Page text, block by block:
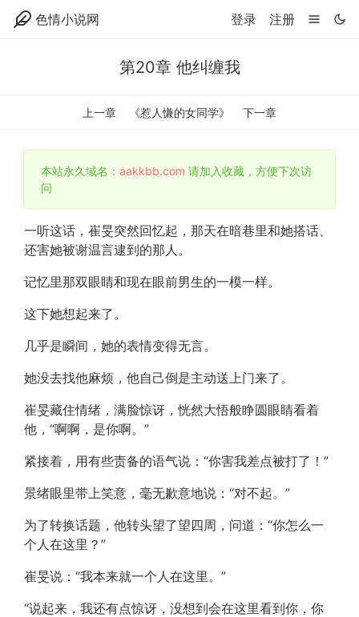
色情小说网 登录 注册
第20章 他纠缠我
上一章 《惹人慊的女同学》 下一章
本站永久域名： aakkbb.com 请加入收藏，方便下次访
问
一听这话，崔旻突然回忆起，那天在暗巷里和她搭话、
还害她被谢温言逮到的那人。
记忆里那双眼睛和现在眼前男生的一模一样。
这下她想起来了。
几乎是瞬间，她的表情变得无言。
她没去找他麻烦，他自己倒是主动送上门来了。
崔旻藏住情绪，满脸惊讶，恍然大悟般睁圆眼睛看着
他，“啊啊，是你啊。”
紧接着，用有些责备的语气说：“你害我差点被打了！”
景绪眼里带上笑意，毫无歉意地说：“对不起。”
为了转换话题，他转头望了望四周，问道：“你怎么一
个人在这里？”
崔旻说：“我本来就一个人在这里。”
“说起来，我还有点惊讶，没想到会在这里看到你，你